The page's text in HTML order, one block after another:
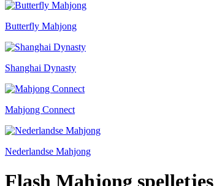
Butterfly Mahjong
Shanghai Dynasty
Mahjong Connect
Nederlandse Mahjong
Flash Mahjong spelletjes